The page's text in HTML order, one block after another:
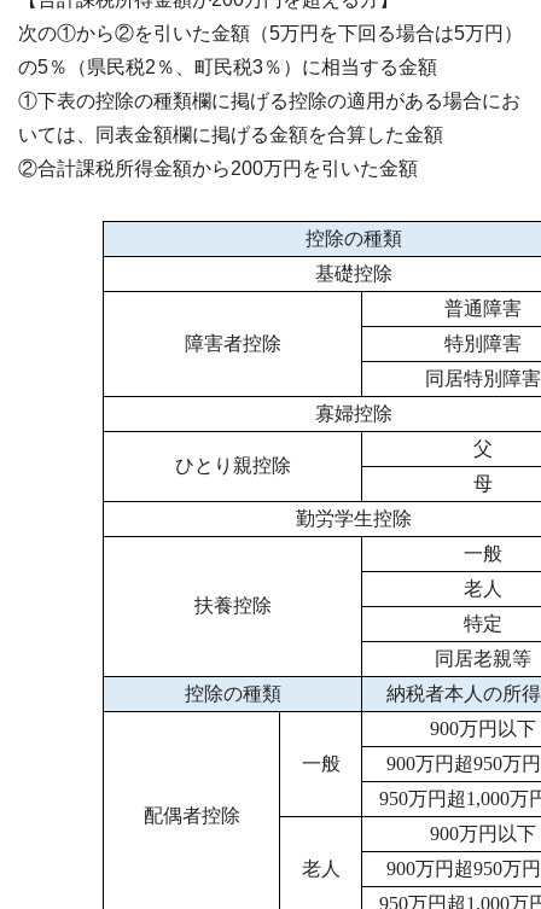
次の①から②を引いた金額（5万円を下回る場合は5万円）
の5％（県民税2％、町民税3％）に相当する金額
①下表の控除の種類欄に掲げる控除の適用がある場合にお
いては、同表金額欄に掲げる金額を合算した金額
②合計課税所得金額から200万円を引いた金額
控除の種類
基礎控除
障害者控除
普通障害
特別障害
同居特別障害
寡婦控除
ひとり親控除
父
母
勤労学生控除
扶養控除
一般
老人
特定
同居老親等
控除の種類
納税者本人の所
配偶者控除
一般
900万円以下
900万円超950万
950万円超1,000万
老人
900万円以下
900万円超950万
950万円超1,000万